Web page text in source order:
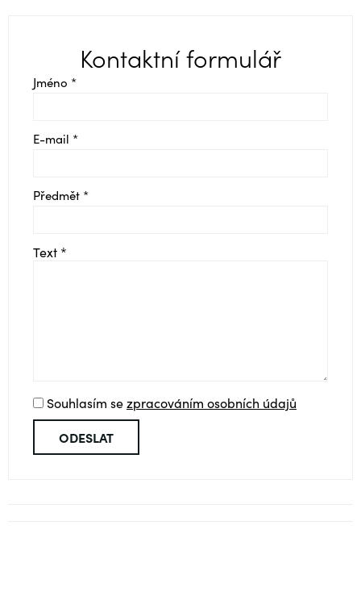
Kontaktní formulář
Jméno *
E-mail *
Předmět *
Text *
Souhlasím sezpracováním osobních údajů